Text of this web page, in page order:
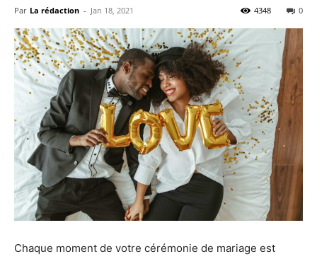
Par La rédaction - Jan 18, 2021 0
4348
Chaque moment de votre cérémonie de mariage est